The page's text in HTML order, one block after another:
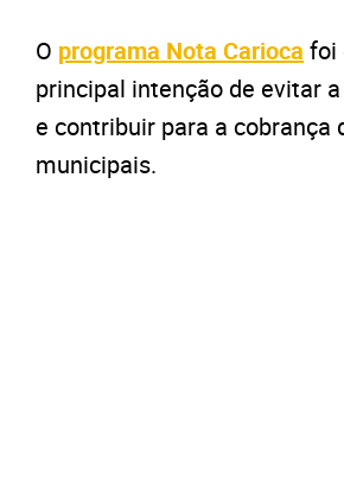
O programa Nota Carioca foi
principal intenção de evitar
e contribuir para a cobrança
municipais.